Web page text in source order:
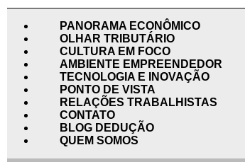
PANORAMA ECONÔMICO
OLHAR TRIBUTÁRIO
CULTURA EM FOCO
AMBIENTE EMPREENDEDOR
TECNOLOGIA E INOVAÇÃO
PONTO DE VISTA
RELAÇÕES TRABALHISTAS
CONTATO
BLOG DEDUÇÃO
QUEM SOMOS